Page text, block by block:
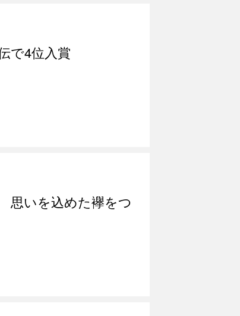
で4位入賞
いを込めた襷をつ